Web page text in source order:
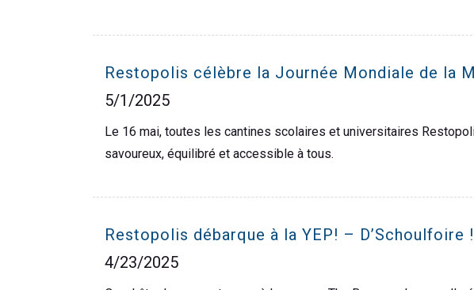
Restopolis célèbre la Journée Mondiale de la
5/1/2025
Le 16 mai, toutes les cantines scolaires et universitaires
savoureux, équilibré et accessible à tous.
Restopolis débarque à la YEP! – D’Schoulfoire
4/23/2025